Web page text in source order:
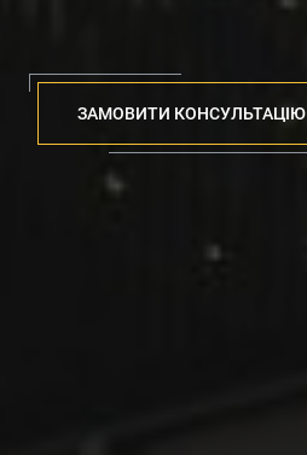
ЗАМОВИТИ КОНСУЛЬТАЦІЮ